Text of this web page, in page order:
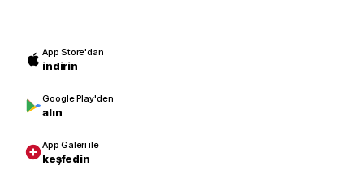
App Store'dan
indirin
Google Play'den
alın
App Galeri ile
keşfedin